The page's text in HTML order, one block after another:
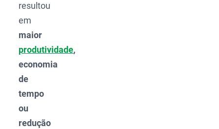
resultou
em
maior
produtividade,
economia
de
tempo
ou
redução